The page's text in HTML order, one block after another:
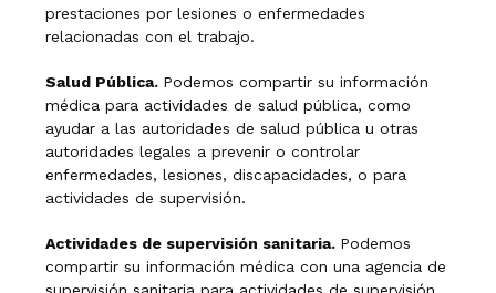
prestaciones por lesiones o enfermedades
relacionadas con el trabajo.
Salud Pública. Podemos compartir su información
médica para actividades de salud pública, como
ayudar a las autoridades de salud pública u otras
autoridades legales a prevenir o controlar
enfermedades, lesiones, discapacidades, o para
actividades de supervisión.
Actividades de supervisión sanitaria. Podemos
compartir su información médica con una agencia de